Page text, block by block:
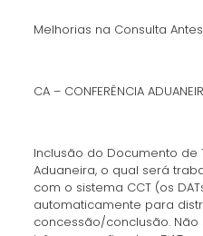
Melhorias na Consulta
CA – CONFERÊNCIA
Inclusão do Documento de
Aduaneira, o qual será
com o sistema CCT (os
automaticamente para
concessão/conclusão.